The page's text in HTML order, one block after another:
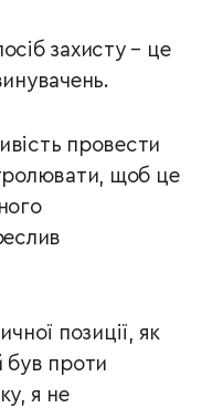
захисту – це
провести
щоб це
позиції, як
був проти
я не